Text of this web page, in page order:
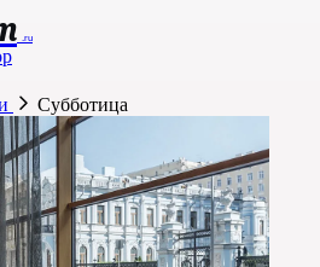
.ru
Субботица